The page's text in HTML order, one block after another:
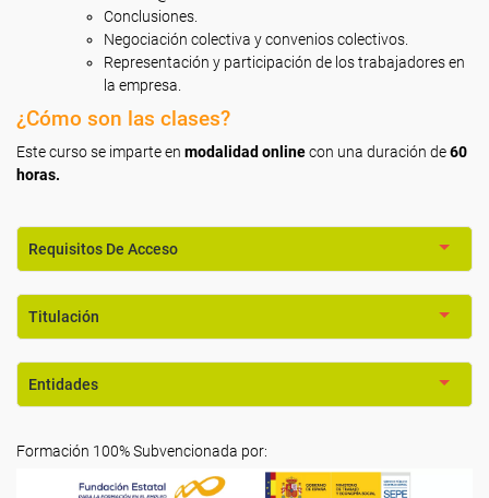
Conclusiones.
Negociación colectiva y convenios colectivos.
Representación y participación de los trabajadores en
la empresa.
¿Cómo son las clases?
Este curso se imparte en modalidad onlinecon una duración de60
horas.
Requisitos De Acceso
Titulación
Entidades
Formación 100% Subvencionada por: